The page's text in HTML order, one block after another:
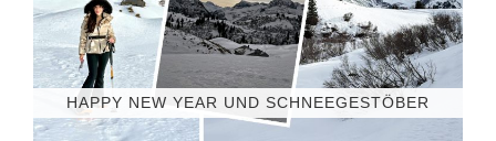
HAPPY NEW YEAR UND SCHNEEGESTÖBER